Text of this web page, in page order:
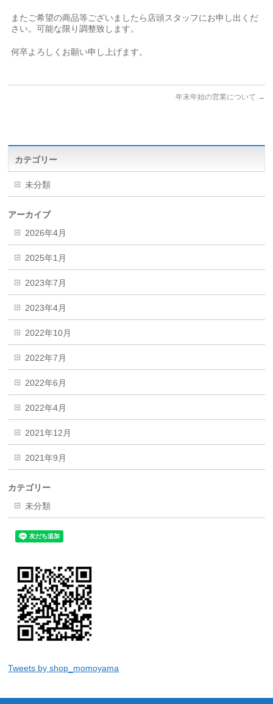
またご希望の商品等ございましたら店頭スタッフにお申し出くだ
さい。可能な限り調整致します。
何卒よろしくお願い申し上げます。
年末年始の営業について →
カテゴリー
未分類
アーカイブ
2026年4月
2025年1月
2023年7月
2023年4月
2022年10月
2022年7月
2022年6月
2022年4月
2021年12月
2021年9月
カテゴリー
未分類
Tweets by shop_momoyama